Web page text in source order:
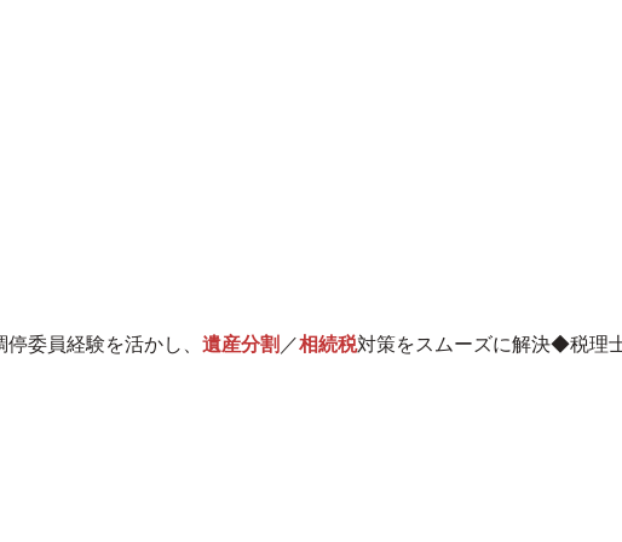
委員経験を活かし、 遺産分割 ／相続税対策をスムーズに解決◆税理